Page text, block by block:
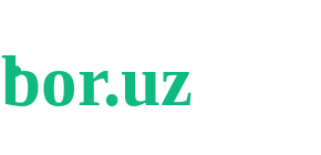
bor.uz